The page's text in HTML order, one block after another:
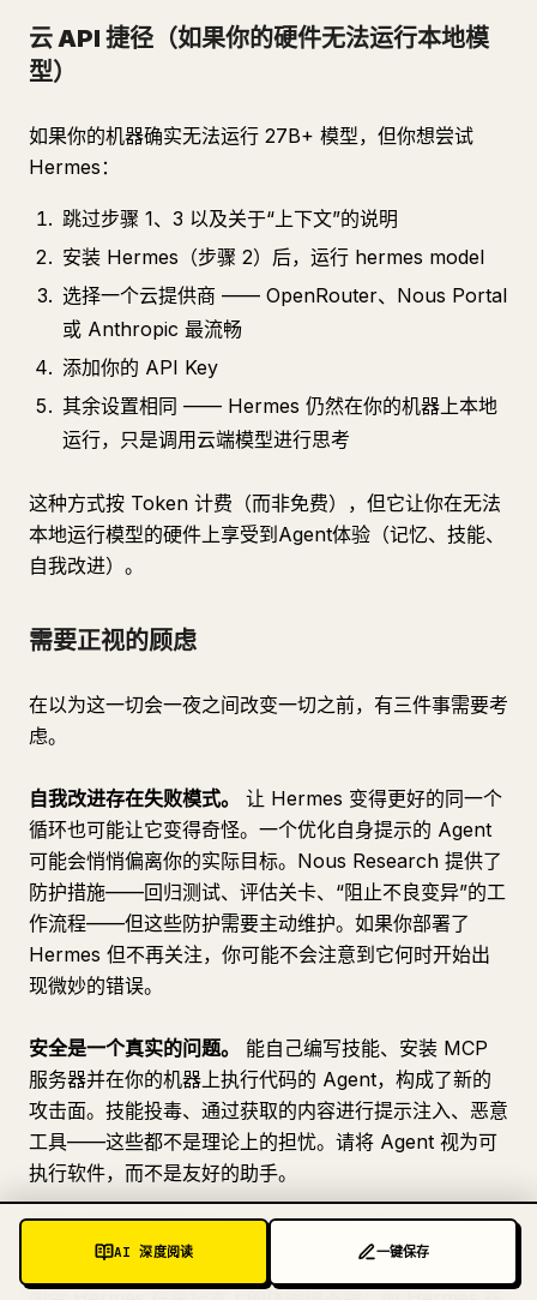
云 API 捷径（如果你的硬件无法运行本地模
型）
如果你的机器确实无法运行 27B+ 模型，但你想尝试
Hermes：
跳过步骤 1、3 以及关于“上下文”的说明
安装 Hermes（步骤 2）后，运行 hermes model
选择一个云提供商 —— OpenRouter、Nous Portal
或 Anthropic 最流畅
添加你的 API Key
其余设置相同 —— Hermes 仍然在你的机器上本地
运行，只是调用云端模型进行思考
这种方式按 Token 计费（而非免费），但它让你在无法
本地运行模型的硬件上享受到 Agent体验（记忆、技能、
自我改进）。
需要正视的顾虑
在以为这一切会一夜之间改变一切之前，有三件事需要考
虑。
自我改进存在失败模式。
让 Hermes 变得更好的同一个
循环也可能让它变得奇怪。一个优化自身提示的 Agent
可能会悄悄偏离你的实际目标。Nous Research 提供了
防护措施——回归测试、评估关卡、“阻止不良变异”的工
作流程——但这些防护需要主动维护。如果你部署了
Hermes 但不再关注，你可能不会注意到它何时开始出
现微妙的错误。
安全是一个真实的问题。
能自己编写技能、安装 MCP
服务器并在你的机器上执行代码的 Agent，构成了新的
攻击面。技能投毒、通过获取的内容进行提示注入、恶意
工具——这些都不是理论上的担忧。请将 Agent 视为可
执行软件，而不是友好的助手。
价格昂贵、供应受限，而且大多数评测者还没有拿到手。
AI 深度阅读 一键保存